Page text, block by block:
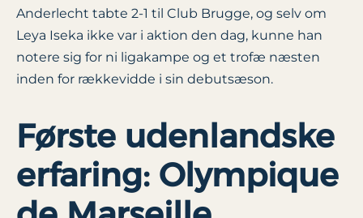
Anderlecht tabte 2-1 til Club Brugge, og selv om
Leya Iseka ikke var i aktion den dag, kunne han
notere sig for ni ligakampe og et trofæ næsten
inden for rækkevidde i sin debutsæson.
Første udenlandske
erfaring: Olympique